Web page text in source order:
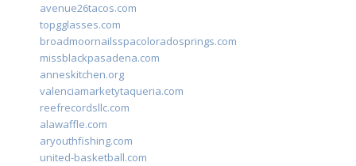
avenue26tacos.com
topgglasses.com
broadmoornailsspacoloradosprings.com
missblackpasadena.com
anneskitchen.org
valenciamarketytaqueria.com
reefrecordsllc.com
alawaffle.com
aryouthfishing.com
united-basketball.com